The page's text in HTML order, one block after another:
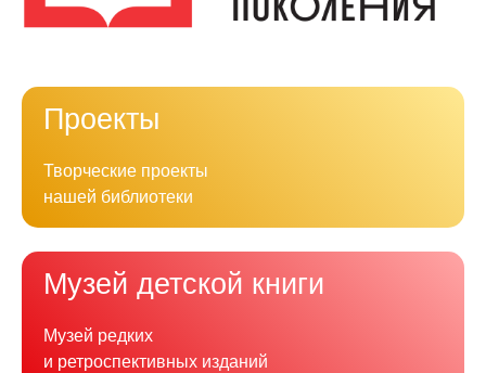
Проекты
Творческие проекты
нашей библиотеки
Музей детской книги
Музей редких
и ретроспективных изданий